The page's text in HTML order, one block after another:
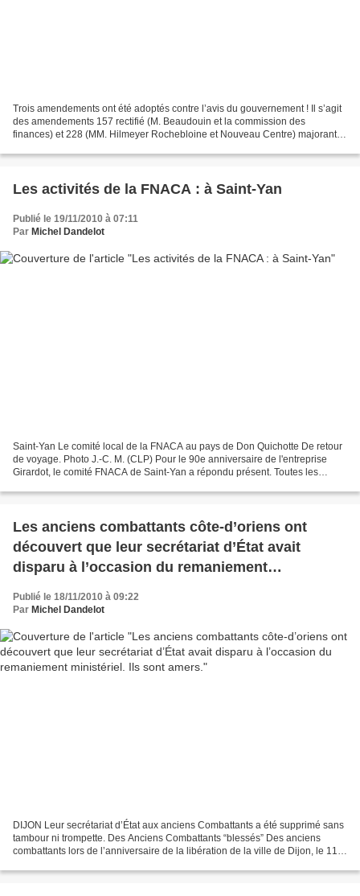
Trois amendements ont été adoptés contre l’avis du gouvernement ! Il s’agit
des amendements 157 rectifié (M. Beaudouin et la commission des
finances) et 228 (MM. Hilmeyer Rochebloine et Nouveau Centre) majorant
Les activités de la FNACA : à Saint-Yan
Publié le 19/11/2010 à 07:11
Par Michel Dandelot
Saint-Yan Le comité local de la FNACA au pays de Don Quichotte De retour
de voyage. Photo J.-C. M. (CLP) Pour le 90e anniversaire de l'entreprise
Girardot, le comité FNACA de Saint-Yan a répondu présent. Toutes les
Les anciens combattants côte-d’oriens ont
découvert que leur secrétariat d’État avait
disparu à l’occasion du remaniement
ministériel. Ils sont amers.
Publié le 18/11/2010 à 09:22
Par Michel Dandelot
DIJON Leur secrétariat d’État aux anciens Combattants a été supprimé sans
tambour ni trompette. Des Anciens Combattants “blessés” Des anciens
combattants lors de l’anniversaire de la libération de la ville de Dijon, le 11